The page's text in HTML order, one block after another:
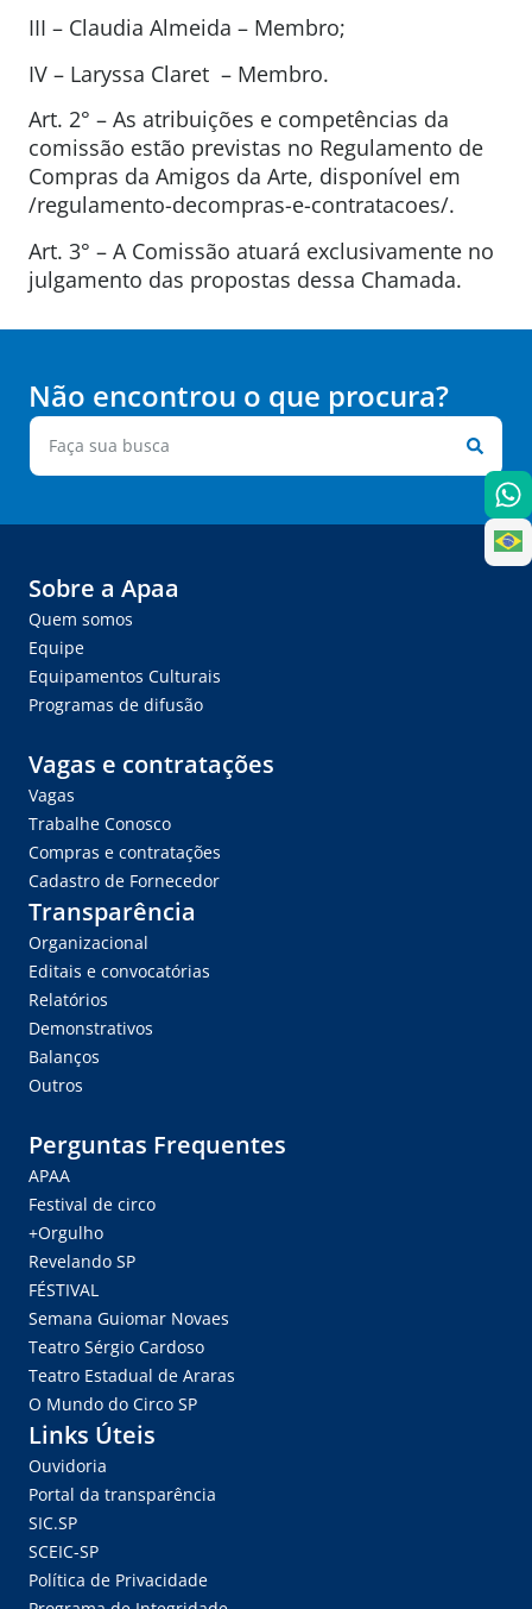
III – Claudia Almeida – Membro;
IV – Laryssa Claret – Membro.
Art. 2° – As atribuições e competências da
comissão estão previstas no Regulamento de
Compras da Amigos da Arte, disponível em
/regulamento-decompras-e-contratacoes/.
Art. 3° – A Comissão atuará exclusivamente no
julgamento das propostas dessa Chamada.
Não encontrou o que procura?
Sobre a Apaa
Quem somos
Equipe
Equipamentos Culturais
Programas de difusão
Vagas e contratações
Vagas
Trabalhe Conosco
Compras e contratações
Cadastro de Fornecedor
Transparência
Organizacional
Editais e convocatórias
Relatórios
Demonstrativos
Balanços
Outros
Perguntas Frequentes
APAA
Festival de circo
+Orgulho
Revelando SP
FÉSTIVAL
Semana Guiomar Novaes
Teatro Sérgio Cardoso
Teatro Estadual de Araras
O Mundo do Circo SP
Links Úteis
Ouvidoria
Portal da transparência
SIC.SP
SCEIC-SP
Política de Privacidade